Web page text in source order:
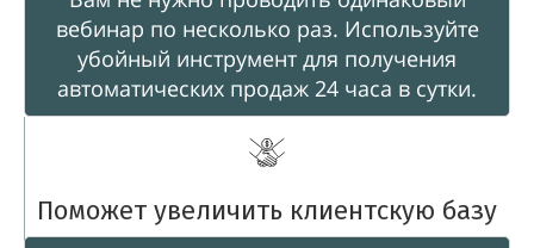
вебинар по несколько раз. Используйте
убойный инструмент для получения
автоматических продаж 24 часа в сутки.
Поможет увеличить клиентскую базу